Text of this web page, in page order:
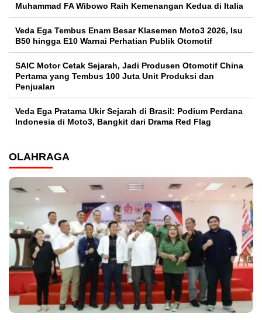
Muhammad FA Wibowo Raih Kemenangan Kedua di Italia
Veda Ega Tembus Enam Besar Klasemen Moto3 2026, Isu
B50 hingga E10 Warnai Perhatian Publik Otomotif
SAIC Motor Cetak Sejarah, Jadi Produsen Otomotif China
Pertama yang Tembus 100 Juta Unit Produksi dan
Penjualan
Veda Ega Pratama Ukir Sejarah di Brasil: Podium Perdana
Indonesia di Moto3, Bangkit dari Drama Red Flag
OLAHRAGA